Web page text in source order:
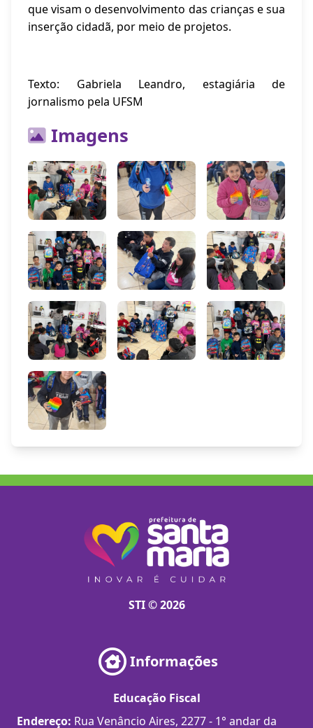
que visam o desenvolvimento das crianças e sua
inserção cidadã, por meio de projetos.
Texto: Gabriela Leandro, estagiária de
jornalismo pela UFSM
Imagens
STI © 2026
Informações
Educação Fiscal
Endereço: Rua Venâncio Aires, 2277 - 1° andar da